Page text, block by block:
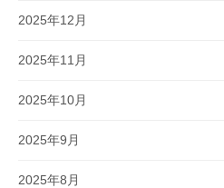
2025年12月
2025年11月
2025年10月
2025年9月
2025年8月